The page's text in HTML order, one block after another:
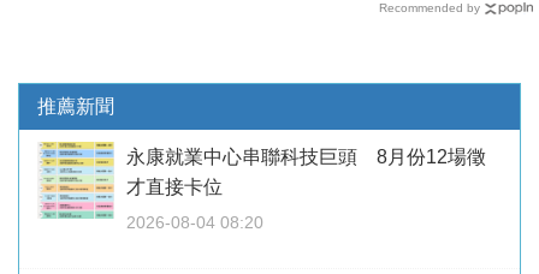
Recommended by
推薦新聞
永康就業中心串聯科技巨頭 8月份12場徵
才直接卡位
2026-08-04 08:20